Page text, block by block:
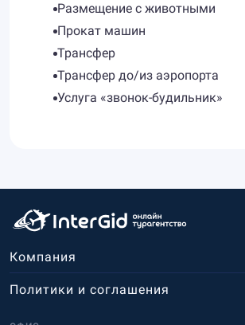
Размещение с животными
Прокат машин
Трансфер
Трансфер до/из аэропорта
Услуга «звонок-будильник»
Компания
Политики и соглашения